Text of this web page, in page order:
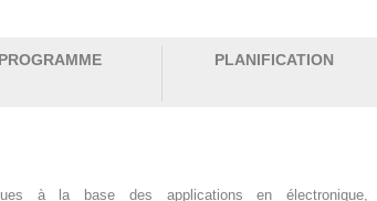
PROGRAMME PLANIFICATION
à la base des applications en électronique,